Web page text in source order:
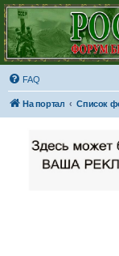
FAQ
На портал